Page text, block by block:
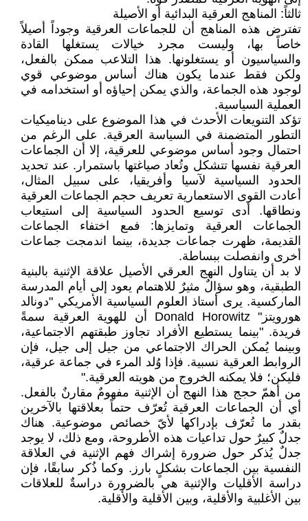
ثالثاً: المناهج العرقية البدائية أو الأصيلة
تفترض هذه المناهج أن للجماعات العرقية وجوداً أصيلاً
خاصاً بها، وليست مجرد خيالات يستغلها القادة
والسياسيون أو يستغلونها. هذا التلاعب ممكن بالفعل،
ولكن فقط عندما يكون هناك أساس موضوعي قوي
لوجود هذه الجماعة، والذي يمكن إحياؤه أو استخدامه في
العملية السياسية.
تؤكد التنويعات الأحدث في هذا الموضوع على ديناميكيات
التطور المتضمنة في السياسة العرقية. على الرغم من
احتمال وجود أساس موضوعي للعرقية، إلا أن الجماعات
العرقية نفسها تتشكل وتُعاد صياغتها باستمرار. عند تحديد
الحدود السياسية لآسيا وأفريقيا، على سبيل المثال،
أعادت القوى الاستعمارية تعريف حجم الجماعات العرقية
ونطاقها. أدى توسيع الحدود السياسية إلى استيعاب
الجماعات العرقية وتمايزها: فمع اختفاء الجماعات
القديمة، ظهرت جماعات جديدة، بينما اندمجت جماعات
أخرى وانفصلت ببساطة.
لا بد أن يتناول النهج العرقي الأصيل علاقة الإثنية بالبنية
الطبقية، وهو سؤالٌ مثيرٌ للاهتمام يعود إلى أيام المدرسة
الماركسية. يرى أستاذ العلوم السياسية الأمريكي "دونالد
هورويتز" Donald Horowitz أن للهوية العرقية سمةً
فريدة. "بينما يستطيع الأفراد تجاوز طبقتهم الاجتماعية،
وبينما يُمكن الحراك الاجتماعي من جيل إلى جيل، فإن
الروابط العرقية نسبية. فإذا وُلد المرء في جماعة عرقية،
فليكن؛ فلا يمكنه الخروج من هويته العرقية."
من أهمّ حجج هذا النهج أن الإثنية مفهومٌ مقارنٌ بالفعل.
أي أن الجماعات العرقية تُعرّف حتماً بعلاقتها بالآخرين
بقدر ما تُعرّف بإدراكها لأيّ خصائص موضوعية. هناك
جدلٌ كبيرٌ حول تداعيات هذه الأطروحة، ومع ذلك، لا يوجد
جدلٌ يُذكر حول ضرورة إشراك فهم الإثنية في العلاقة
النفسية بين الجماعات بشكلٍ بارز. وكما ذُكر سابقًا، فإن
دراسة الأقليات والإثنية هي بالضرورة دراسةٌ للعلاقات
بين الأغلبية والأقلية، وبين الأقلية والأقلية.